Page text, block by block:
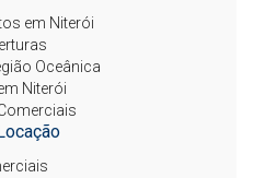
em Niterói
Oceânica
Niterói